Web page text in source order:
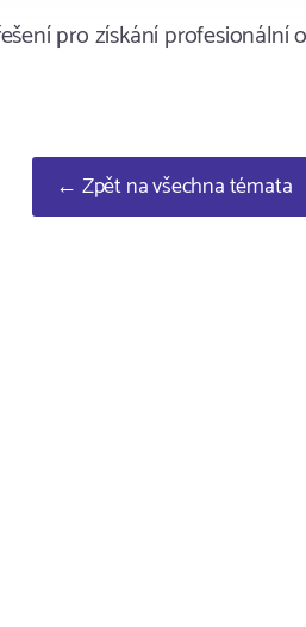
pro získání profesionální
← Zpět na všechna témata